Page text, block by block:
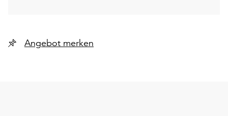
Angebot merken